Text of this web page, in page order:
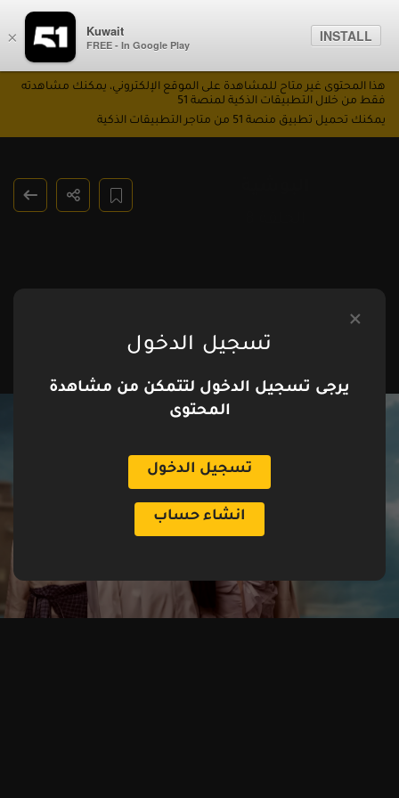
× Kuwait
FREE - In Google Play
INSTALL
هذا المحتوى غير متاح للمشاهدة على الموقع الإلكتروني، يمكنك مشاهدته
فقط من خلال التطبيقات الذكية لمنصة 51
يمكنك تحميل تطبيق منصة 51 من متاجر التطبيقات الذكية
تسجيل الدخول
يرجى تسجيل الدخول لتتمكن من مشاهدة
المحتوى
تسجيل الدخول
انشاء حساب